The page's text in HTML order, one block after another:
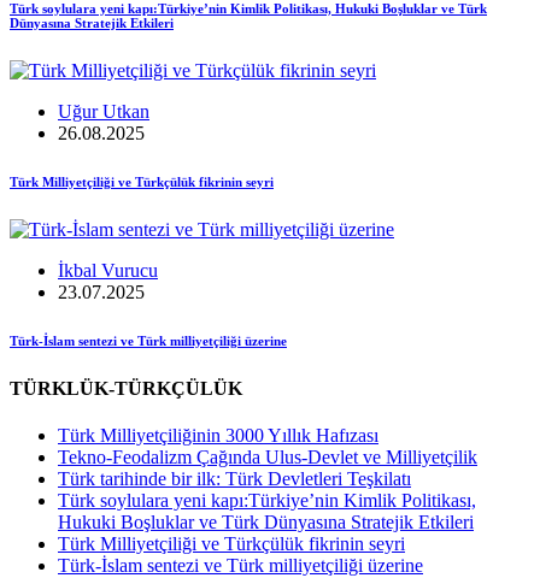
Türk soylulara yeni kapı:Türkiye’nin Kimlik Politikası, Hukuki Boşluklar ve Türk
Dünyasına Stratejik Etkileri
Uğur Utkan
26.08.2025
Türk Milliyetçiliği ve Türkçülük fikrinin seyri
İkbal Vurucu
23.07.2025
Türk-İslam sentezi ve Türk milliyetçiliği üzerine
TÜRKLÜK-TÜRKÇÜLÜK
Türk Milliyetçiliğinin 3000 Yıllık Hafızası
Tekno-Feodalizm Çağında Ulus-Devlet ve Milliyetçilik
Türk tarihinde bir ilk: Türk Devletleri Teşkilatı
Türk soylulara yeni kapı:Türkiye’nin Kimlik Politikası,
Hukuki Boşluklar ve Türk Dünyasına Stratejik Etkileri
Türk Milliyetçiliği ve Türkçülük fikrinin seyri
Türk-İslam sentezi ve Türk milliyetçiliği üzerine